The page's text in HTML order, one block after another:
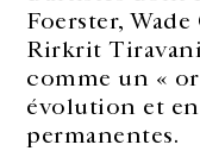
Foerster,
Rirkrit
comme un «
évolution et
permanentes.